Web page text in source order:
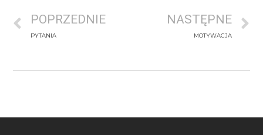
POPRZEDNIE
PYTANIA
NASTĘPNE
MOTYWACJA